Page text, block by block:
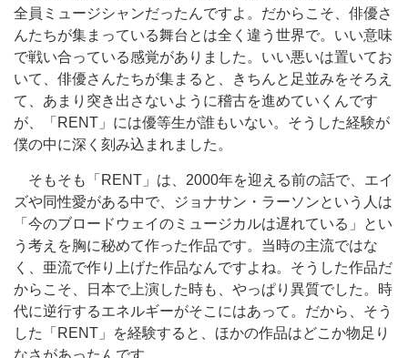
全員ミュージシャンだったんですよ。だからこそ、俳優さ
んたちが集まっている舞台とは全く違う世界で。いい意味
で戦い合っている感覚がありました。いい悪いは置いてお
いて、俳優さんたちが集まると、きちんと足並みをそろえ
て、あまり突き出さないように稽古を進めていくんです
が、「RENT」には優等生が誰もいない。そうした経験が
僕の中に深く刻み込まれました。
そもそも「RENT」は、2000年を迎える前の話で、エイ
ズや同性愛がある中で、ジョナサン・ラーソンという人は
「今のブロードウェイのミュージカルは遅れている」とい
う考えを胸に秘めて作った作品です。当時の主流ではな
く、亜流で作り上げた作品なんですよね。そうした作品だ
からこそ、日本で上演した時も、やっぱり異質でした。時
代に逆行するエネルギーがそこにはあって。だから、そう
した「RENT」を経験すると、ほかの作品はどこか物足り
なさがあったんです。